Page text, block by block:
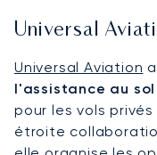
Universal
Universal Aviation
l'assistance au
pour les vols
étroite